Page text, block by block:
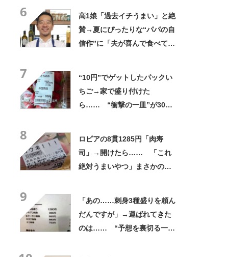
6
高1娘「過去イチうまい」と絶
賛→夏にぴったりな“パパの自
信作”に「夫が喜んで食べてく
7
“10円”でゲットしたパックい
ちご→家で盛り付けた
ら…… “衝撃の一皿”が300
8
ロピアの8貫1285円「肉寿
司」→開けたら…… 「これ
絶対うまいやつ」まさかの中
9
「あの……刺身3種盛りを頼ん
だんですが」→運ばれてきた
のは…… “予想を裏切る一